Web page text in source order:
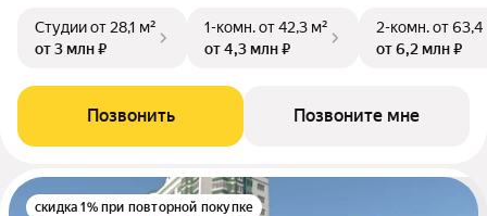
Студииот 28,1 м²
от 3 млн ₽
1-комн.от 42,3 м²
от 4,3 млн ₽
2-комн.от 63,4
от 6,2 млн ₽
Позвонить Позвоните мне
скидка 1% при повторной покупке